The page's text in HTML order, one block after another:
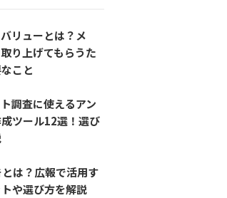
リューとは？メ
り上げてもらうた
こと
調査に使えるアン
ツール12選！選び
は？広報で活用す
や選び方を解説